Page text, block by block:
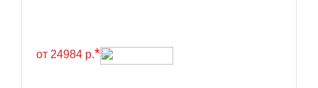
от 24984 р.*